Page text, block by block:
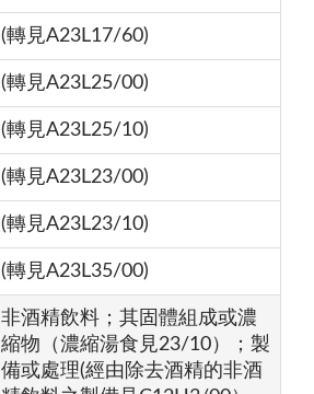
(轉見A23L17/60)
(轉見A23L25/00)
(轉見A23L25/10)
(轉見A23L23/00)
(轉見A23L23/10)
(轉見A23L35/00)
非酒精飲料；其固體組成或濃
縮物（濃縮湯食見23/10）；製
備或處理(經由除去酒精的非酒